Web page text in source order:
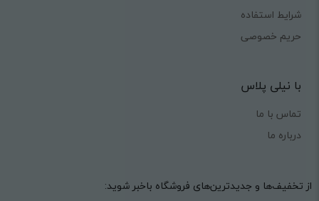
شرایط استفاده
حریم خصوصی
با نیلی پلاس
تماس با ما
درباره ما
از تخفیف‌ها و جدیدترین‌های فروشگاه باخبر شوید: